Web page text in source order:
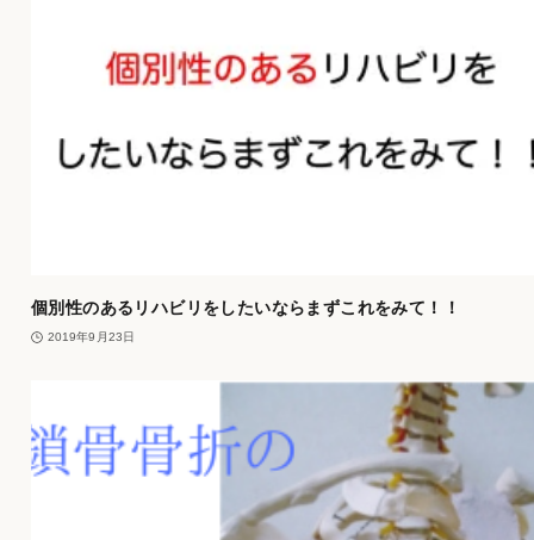
個別性のあるリハビリをしたいならまずこれをみて！！
2019年9月23日